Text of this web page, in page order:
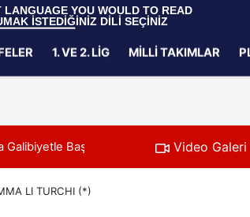
LANGUAGE YOU WOULD TO READ
İSTEDİĞİNİZ DİLİ SEÇİNİZ
1. VE 2. LIG MILLI TAKIMLAR
Galibiyetle Başladı 2026 Akdeniz
Video Galeri
LI TURCHI (*)